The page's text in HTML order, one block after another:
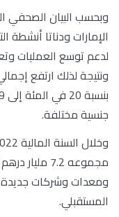
وبحسب البيان الصحفي
الإمارات ودناتا أنشطة
لدعم توسع العمليات
ونتيجة لذلك ارتفع
جنسية مختلفة.
مجموعه 7.2
ومعدات وشركات جديدة
المستقبلي.